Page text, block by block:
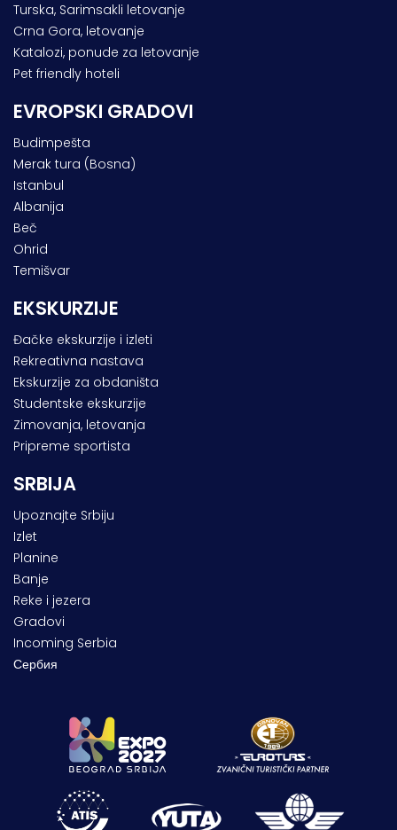
Turska, Sarimsakli letovanje
Crna Gora, letovanje
Katalozi, ponude za letovanje
Pet friendly hoteli
EVROPSKI GRADOVI
Budimpešta
Merak tura (Bosna)
Istanbul
Albanija
Beč
Ohrid
Temišvar
EKSKURZIJE
Đačke ekskurzije i izleti
Rekreativna nastava
Ekskurzije za obdaništa
Studentske ekskurzije
Zimovanja, letovanja
Pripreme sportista
SRBIJA
Upoznajte Srbiju
Izlet
Planine
Banje
Reke i jezera
Gradovi
Incoming Serbia
Сербия